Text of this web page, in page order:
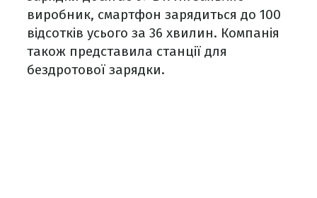
виробник, смартфон зарядиться до 100
відсотків усього за 36 хвилин. Компанія
також представила станції для
бездротової зарядки.